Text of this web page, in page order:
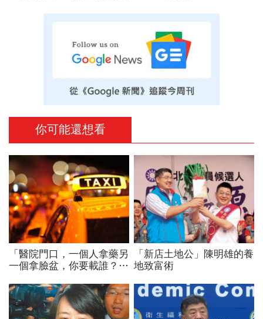
你可能還想看
「醫院門口，一個人拿藥另
一個拿臉盆，你要載誰？」
13年的MBA課
「新店土地公」陳明雄的養
地致富術